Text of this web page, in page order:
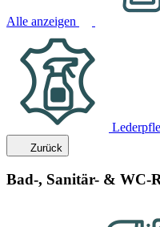
Alle anzeigen
Zurück
Bad-, Sanitär- & WC-